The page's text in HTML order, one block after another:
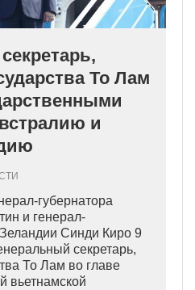
То Лам
и
губернатора
и генерал-
Синди Киро 9
секретарь,
То Лам во главе
вьетнамской